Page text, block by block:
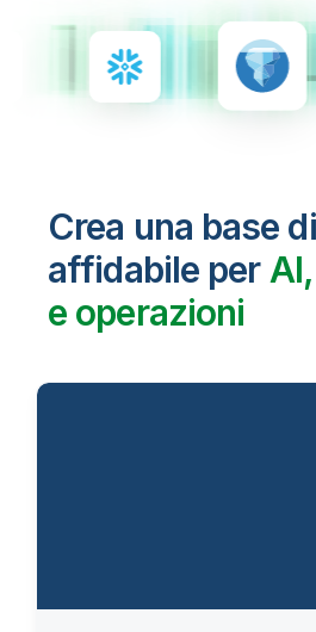
Crea una base
affidabile per
e operazioni